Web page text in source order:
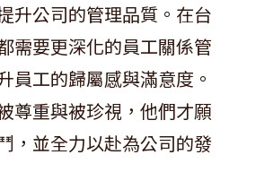
升公司的管理品質。在台
需要更深化的員工關係管
員工的歸屬感與滿意度。
尊重與被珍視，他們才願
，並全力以赴為公司的發